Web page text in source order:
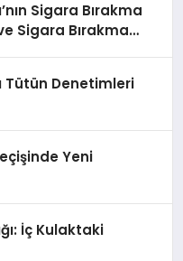
Sigara Bırakma
Sigara Bırakma
Tütün Denetimleri
Yeni
İç Kulaktaki